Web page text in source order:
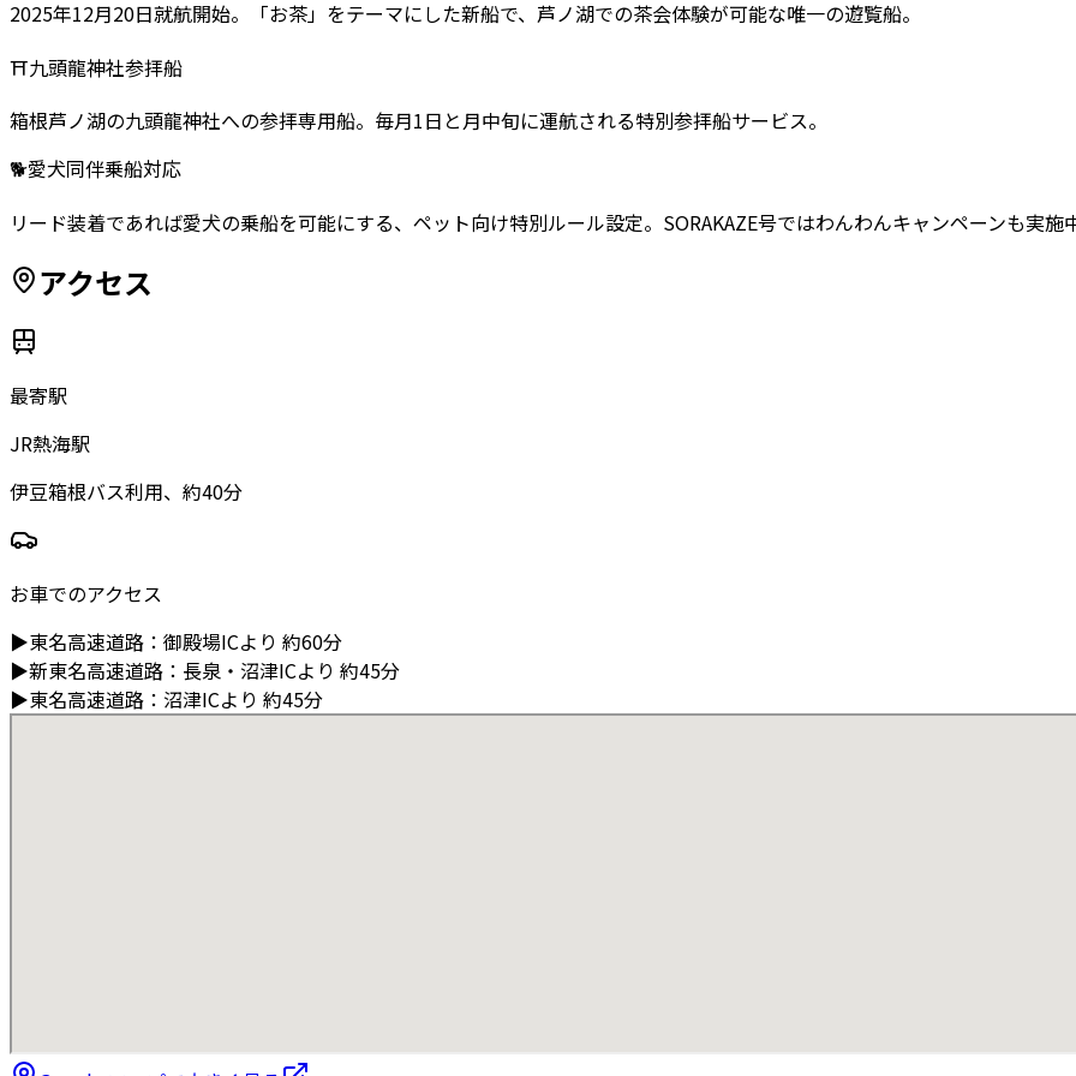
2025年12月20日就航開始。「お茶」をテーマにした新船で、芦ノ湖での茶会体験が可能な唯一の遊覧船。
⛩️九頭龍神社参拝船
箱根芦ノ湖の九頭龍神社への参拝専用船。毎月1日と月中旬に運航される特別参拝船サービス。
🐕愛犬同伴乗船対応
リード装着であれば愛犬の乗船を可能にする、ペット向け特別ルール設定。SORAKAZE号ではわんわんキャンペーンも実施
アクセス
最寄駅
JR熱海駅
伊豆箱根バス利用、約40分
お車でのアクセス
▶東名高速道路 ： 御殿場ICより 約60分
▶新東名高速道路 ： 長泉・沼津ICより 約45分
▶東名高速道路 ： 沼津ICより 約45分